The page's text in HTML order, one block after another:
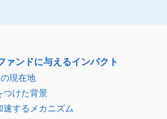
ァンドに与えるインパクト
現在地
つけた背景
するメカニズム